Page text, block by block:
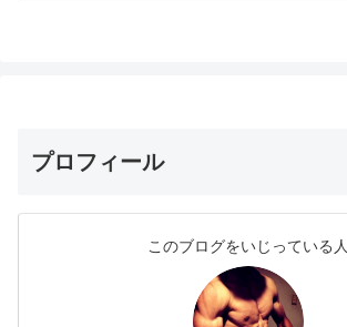
プロフィール
このブログをいじっている人